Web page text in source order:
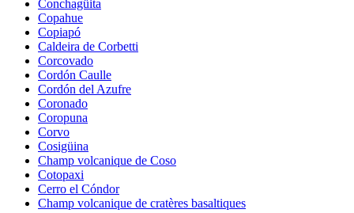
Conchagüita
Copahue
Copiapó
Caldeira de Corbetti
Corcovado
Cordón Caulle
Cordón del Azufre
Coronado
Coropuna
Corvo
Cosigüina
Champ volcanique de Coso
Cotopaxi
Cerro el Cóndor
Champ volcanique de cratères basaltiques